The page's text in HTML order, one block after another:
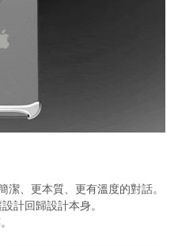
、更本質、更有溫度的對話。
計回歸設計本身。